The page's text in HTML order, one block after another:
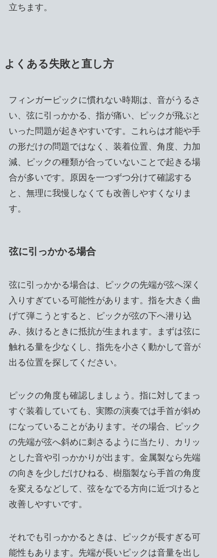
立ちます。
よくある失敗と直し方
フィンガーピックに慣れない時期は、音がうるさ
い、弦に引っかかる、指が痛い、ピックが飛ぶと
いった問題が起きやすいです。これらは才能や手
の形だけの問題ではなく、装着位置、角度、力加
減、ピックの種類が合っていないことで起きる場
合が多いです。原因を一つずつ分けて確認する
と、無理に我慢しなくても改善しやすくなりま
す。
弦に引っかかる場合
弦に引っかかる場合は、ピックの先端が弦へ深く
入りすぎている可能性があります。指を大きく曲
げて弾こうとすると、ピックが弦の下へ潜り込
み、抜けるときに抵抗が生まれます。まずは弦に
触れる量を少なくし、指先を小さく動かして音が
出る位置を探してください。
ピックの角度も確認しましょう。指に対してまっ
すぐ装着していても、実際の演奏では手首が斜め
になっていることがあります。その場合、ピック
の先端が弦へ斜めに刺さるように当たり、カリッ
とした音や引っかかりが出ます。金属製なら先端
の向きを少しだけひねる、樹脂製なら手首の角度
を変えるなどして、弦をなでる方向に近づけると
改善しやすいです。
それでも引っかかるときは、ピックが長すぎる可
能性もあります。先端が長いピックは音量を出し